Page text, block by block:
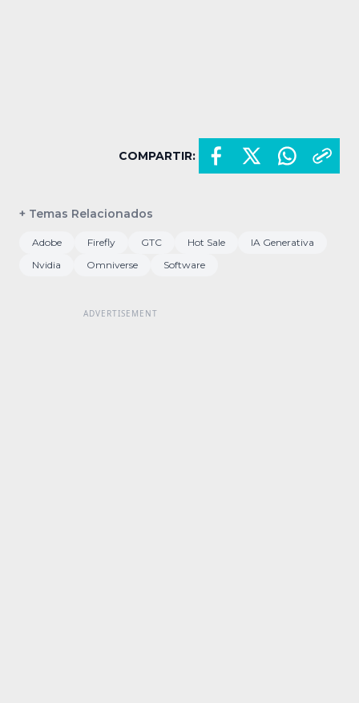
COMPARTIR:
+ Temas Relacionados
Adobe Firefly GTC Hot Sale
IA Generativa
Nvidia
Omniverse Software